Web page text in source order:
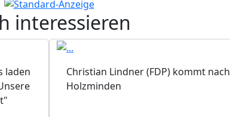
interessieren
laden
Christian Lindner (FDP) kommt nach
Holzminden